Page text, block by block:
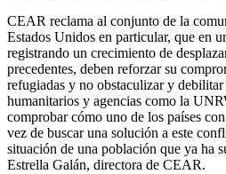
CEAR reclama al conjunto de la
Estados Unidos en particular, que en
registrando un crecimiento de
precedentes, deben reforzar su
refugiadas y no obstaculizar y debilitar
humanitarios y agencias como la
comprobar cómo uno de los países
vez de buscar una solución a este
situación de una población que ya ha
Estrella Galán, directora de CEAR.